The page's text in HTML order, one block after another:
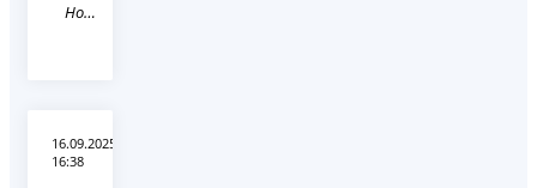
Новость
16.09.2025
16:38